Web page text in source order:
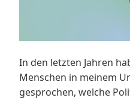
In den letzten Jahren
Menschen in meinem
gesprochen, welche